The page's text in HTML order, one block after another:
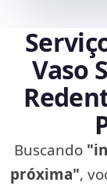
Vaso
Buscando
próxima",